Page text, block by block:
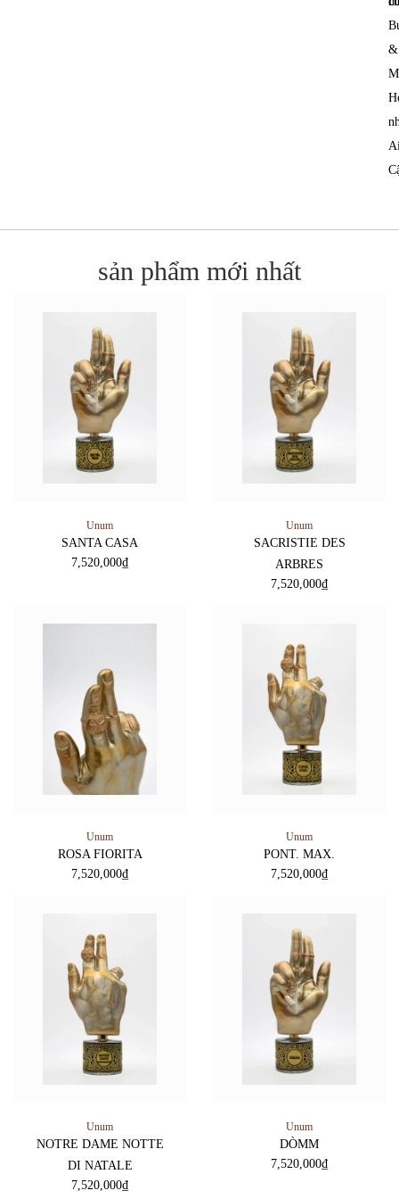
&
sản phẩm mới nhất
Unum
SANTA CASA
7,520,000₫
Unum
SACRISTIE DES
ARBRES
7,520,000₫
Unum
ROSA FIORITA
7,520,000₫
Unum
PONT. MAX.
7,520,000₫
Unum
NOTRE DAME NOTTE
DI NATALE
7,520,000₫
Unum
DÒMM
7,520,000₫